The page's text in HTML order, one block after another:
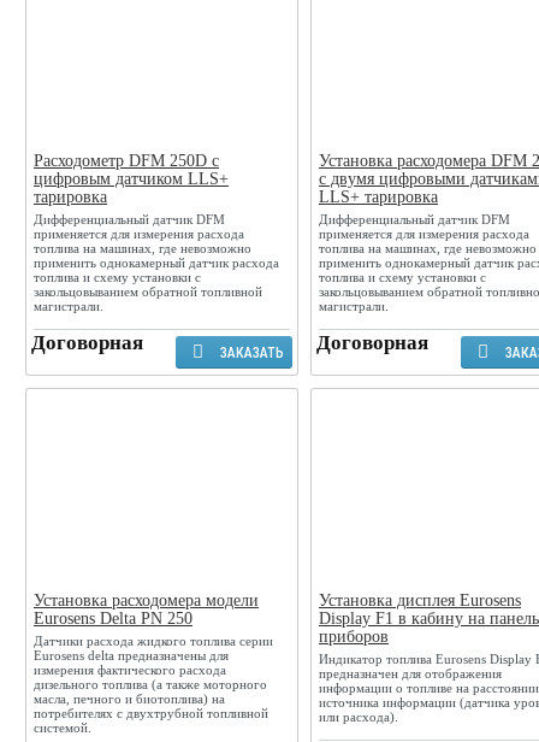
Расходометр DFM 250D с
цифровым датчиком LLS+
тарировка
Дифференциальный датчик DFM
применяется для измерения расхода
топлива на машинах, где невозможно
применить однокамерный датчик расхода
топлива и схему установки с
закольцовыванием обратной топливной
магистрали.
Договорная ЗАКАЗАТЬ
Установка расходомера DFM
с двумя цифровыми
LLS+ тарировка
Дифференциальный датчик DFM
применяется для измерения расхода
топлива на машинах, где невозможно
применить однокамерный датчик
топлива и схему установки с
закольцовыванием обратной
магистрали.
Договорная
Установка расходомера модели
Eurosens Delta PN 250
Датчики расхода жидкого топлива серии
Eurosens delta предназначены для
измерения фактического расхода
дизельного топлива (а также моторного
масла, печного и биотоплива) на
потребителях с двухтрубной топливной
системой.
Установка дисплея Eurosens
Display F1 в кабину на панель
приборов
Индикатор топлива Eurosens Display
предназначен для отображения
информации о топливе на
источника информации (датчика
или расхода).